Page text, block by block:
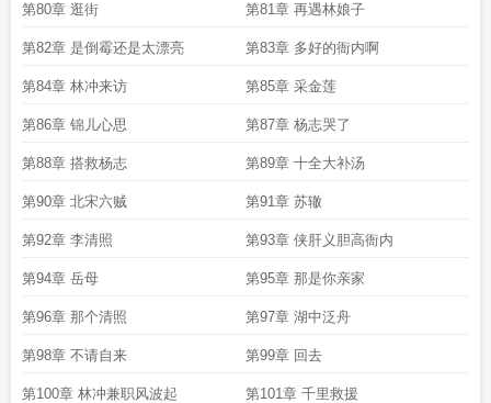
第80章 逛街 第81章 再遇林娘子
第82章 是倒霉还是太漂亮 第83章 多好的衙内啊
第84章 林冲来访 第85章 采金莲
第86章 锦儿心思 第87章 杨志哭了
第88章 搭救杨志 第89章 十全大补汤
第90章 北宋六贼 第91章 苏辙
第92章 李清照 第93章 侠肝义胆高衙内
第94章 岳母 第95章 那是你亲家
第96章 那个清照 第97章 湖中泛舟
第98章 不请自来 第99章 回去
第100章 林冲兼职风波起 第101章 千里救援